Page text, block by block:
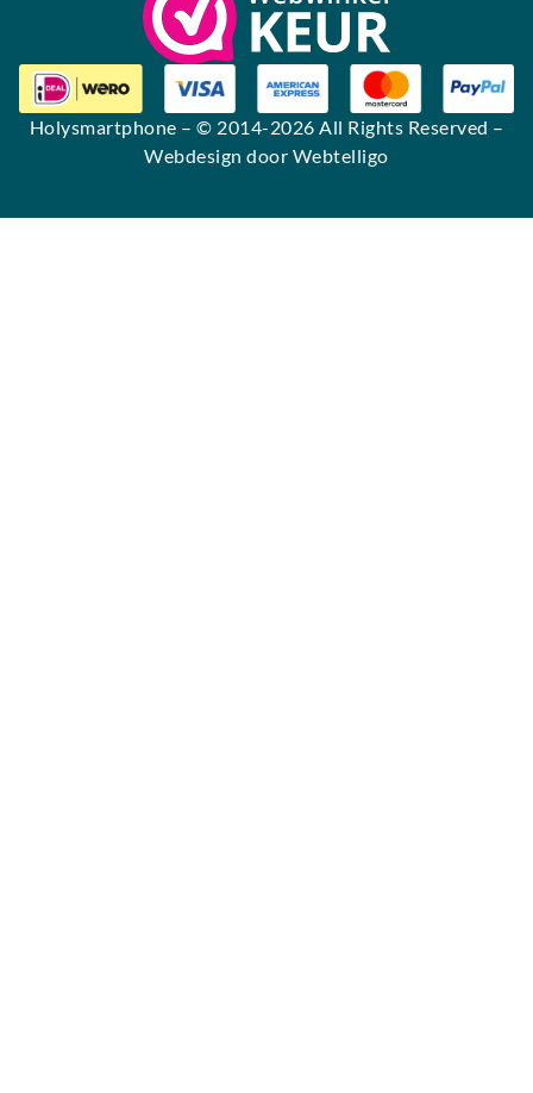
Holysmartphone – © 2014-2026 All Rights Reserved –
Webdesign door Webtelligo